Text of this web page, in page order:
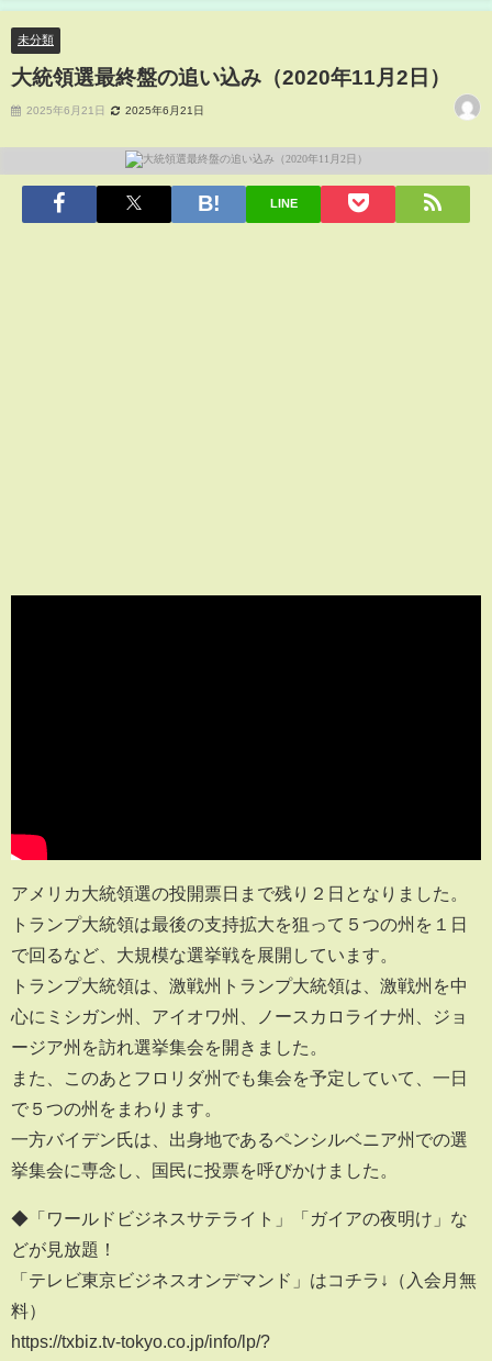
未分類
大統領選最終盤の追い込み（2020年11月2日）
2025年6月21日 2025年6月21日
LINE
アメリカ大統領選の投開票日まで残り２日となりました。
トランプ大統領は最後の支持拡大を狙って５つの州を１日
で回るなど、大規模な選挙戦を展開しています。
トランプ大統領は、激戦州トランプ大統領は、激戦州を中
心にミシガン州、アイオワ州、ノースカロライナ州、ジョ
ージア州を訪れ選挙集会を開きました。
また、このあとフロリダ州でも集会を予定していて、一日
で５つの州をまわります。
一方バイデン氏は、出身地であるペンシルベニア州での選
挙集会に専念し、国民に投票を呼びかけました。
◆「ワールドビジネスサテライト」「ガイアの夜明け」な
どが見放題！
「テレビ東京ビジネスオンデマンド」はコチラ↓（入会月無
料）
https://txbiz.tv-tokyo.co.jp/info/lp/?